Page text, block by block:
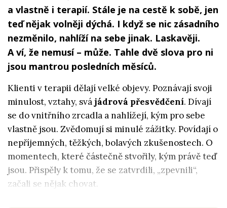
a vlastně i terapií. Stále je na cestě k sobě, jen
teď nějak volněji dýchá. I když se nic zásadního
nezměnilo, nahlíží na sebe jinak. Laskavěji.
A ví, že nemusí – může. Tahle dvě slova pro ni
jsou mantrou posledních měsíců.
Klienti v terapii dělají velké objevy. Poznávají svoji
minulost, vztahy, svájádrová přesvědčení. Dívají
se do vnitřního zrcadla a nahlížejí, kým pro sebe
vlastně jsou. Zvědomují si minulé zážitky. Povídají o
nepříjemných, těžkých, bolavých zkušenostech. O
momentech, které částečně stvořily, kým právě teď
jsou. Přispěly k tomu, že se zatvrdili, „zpevnili“,
začali se nějak chovat.